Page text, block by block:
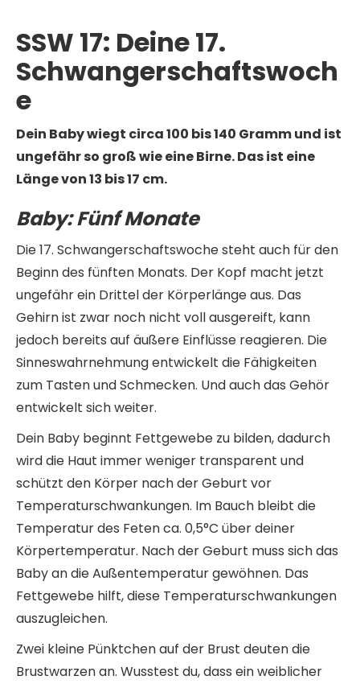
SSW 17: Deine 17.
Schwangerschaftswoch
e
Dein Baby wiegt circa 100 bis 140 Gramm und ist
ungefähr so groß wie eine Birne. Das ist eine
Länge von 13 bis 17 cm.
Baby:Fünf Monate
Die 17. Schwangerschaftswoche steht auch für den
Beginn des fünften Monats. Der Kopf macht jetzt
ungefähr ein Drittel der Körperlänge aus. Das
Gehirn ist zwar noch nicht voll ausgereift, kann
jedoch bereits auf äußere Einflüsse reagieren. Die
Sinneswahrnehmung entwickelt die Fähigkeiten
zum Tasten und Schmecken. Und auch das Gehör
entwickelt sich weiter.
Dein Baby beginnt Fettgewebe zu bilden, dadurch
wird die Haut immer weniger transparent und
schützt den Körper nach der Geburt vor
Temperaturschwankungen. Im Bauch bleibt die
Temperatur des Feten ca. 0,5°C über deiner
Körpertemperatur. Nach der Geburt muss sich das
Baby an die Außentemperatur gewöhnen. Das
Fettgewebe hilft, diese Temperaturschwankungen
auszugleichen.
Zwei kleine Pünktchen auf der Brust deuten die
Brustwarzen an. Wusstest du, dass ein weiblicher